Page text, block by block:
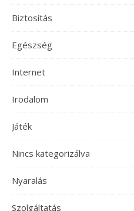
Biztosítás
Egészség
Internet
Irodalom
Játék
Nincs kategorizálva
Nyaralás
Szolgáltatás